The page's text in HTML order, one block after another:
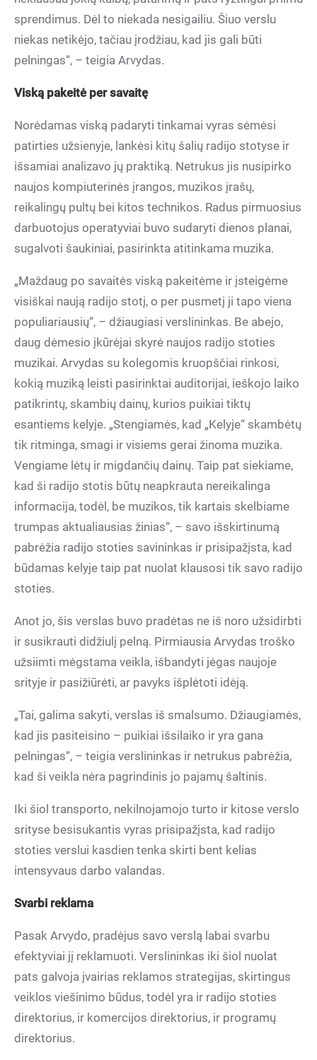
sprendimus. Dėl to niekada nesigailiu. Šiuo verslu
niekas netikėjo, tačiau įrodžiau, kad jis gali būti
pelningas“, – teigia Arvydas.
Viską pakeitė per savaitę
Norėdamas viską padaryti tinkamai vyras sėmėsi
patirties užsienyje, lankėsi kitų šalių radijo stotyse ir
išsamiai analizavo jų praktiką. Netrukus jis nusipirko
naujos kompiuterinės įrangos, muzikos įrašų,
reikalingų pultų bei kitos technikos. Radus pirmuosius
darbuotojus operatyviai buvo sudaryti dienos planai,
sugalvoti šaukiniai, pasirinkta atitinkama muzika.
„Maždaug po savaitės viską pakeitėme ir įsteigėme
visiškai naują radijo stotį, o per pusmetį ji tapo viena
populiariausių“, – džiaugiasi verslininkas. Be abejo,
daug dėmesio įkūrėjai skyrė naujos radijo stoties
muzikai. Arvydas su kolegomis kruopščiai rinkosi,
kokią muziką leisti pasirinktai auditorijai, ieškojo laiko
patikrintų, skambių dainų, kurios puikiai tiktų
esantiems kelyje. „Stengiamės, kad „Kelyje“ skambėtų
tik ritminga, smagi ir visiems gerai žinoma muzika.
Vengiame lėtų ir migdančių dainų. Taip pat siekiame,
kad ši radijo stotis būtų neapkrauta nereikalinga
informacija, todėl, be muzikos, tik kartais skelbiame
trumpas aktualiausias žinias“, – savo išskirtinumą
pabrėžia radijo stoties savininkas ir prisipažįsta, kad
būdamas kelyje taip pat nuolat klausosi tik savo radijo
stoties.
Anot jo, šis verslas buvo pradėtas ne iš noro užsidirbti
ir susikrauti didžiulį pelną. Pirmiausia Arvydas troško
užsiimti mėgstama veikla, išbandyti jėgas naujoje
srityje ir pasižiūrėti, ar pavyks išplėtoti idėją.
„Tai, galima sakyti, verslas iš smalsumo. Džiaugiamės,
kad jis pasiteisino – puikiai išsilaiko ir yra gana
pelningas“, – teigia verslininkas ir netrukus pabrėžia,
kad ši veikla nėra pagrindinis jo pajamų šaltinis.
Iki šiol transporto, nekilnojamojo turto ir kitose verslo
srityse besisukantis vyras prisipažįsta, kad radijo
stoties verslui kasdien tenka skirti bent kelias
intensyvaus darbo valandas.
Svarbi reklama
Pasak Arvydo, pradėjus savo verslą labai svarbu
efektyviai jį reklamuoti. Verslininkas iki šiol nuolat
pats galvoja įvairias reklamos strategijas, skirtingus
veiklos viešinimo būdus, todėl yra ir radijo stoties
direktorius, ir komercijos direktorius, ir programų
direktorius.